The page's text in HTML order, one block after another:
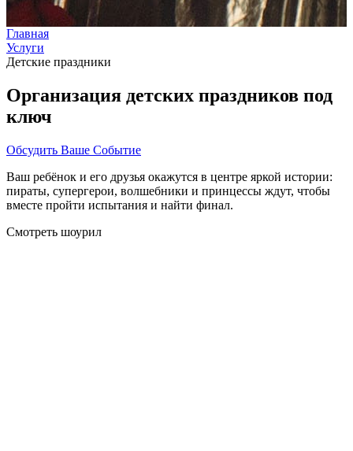
Главная
Услуги
Детские праздники
Организация детских праздников под
ключ
Обсудить Ваше Событие
Ваш ребёнок и его друзья окажутся в центре яркой истории:
пираты, супергерои, волшебники и принцессы ждут, чтобы
вместе пройти испытания и найти финал.
Смотреть шоурил